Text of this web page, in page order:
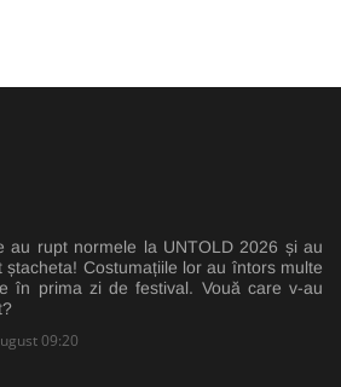
au rupt normele la UNTOLD 2026 și au
ștacheta! Costumațiile lor au întors multe
în prima zi de festival. Vouă care v-au
09:20